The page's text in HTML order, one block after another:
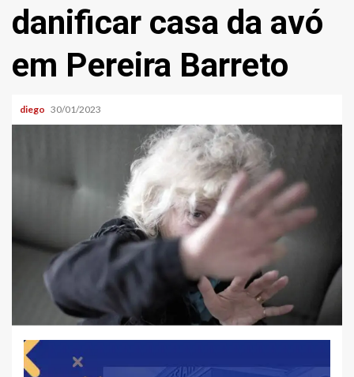
danificar casa da avó
em Pereira Barreto
diego 30/01/2023